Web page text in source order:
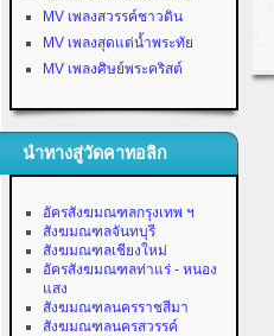
MV เพลงสวรรค์ชาวดิน
MV เพลงสุดแต่น้ำพระทัย
MV เพลงศิษย์พระคริสต์
นำทางสู่วัดคาทอลิก
อัครสังฆมณฑลกรุงเทพ ฯ
สังฆมณฑลจันทบุรี
สังฆมณฑลเชียงใหม่
อัครสังฆมณฑลท่าแร่ - หนอง
แสง
สังฆมณฑลนครราชสีมา
สังฆมณฑลนครสวรรค์